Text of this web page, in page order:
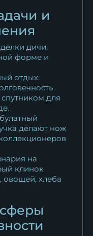
и
дичи,
форме и
отдых:
для
делают нож
на
клинок
овощей, хлеба